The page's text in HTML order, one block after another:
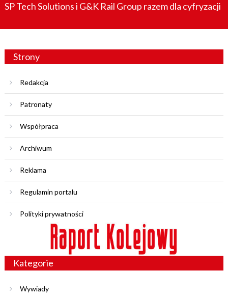
SP Tech Solutions i G&K Rail Group razem dla cyfryzacji
Strony
Redakcja
Patronaty
Współpraca
Archiwum
Reklama
Regulamin portalu
Polityki prywatności
Kategorie
Wywiady